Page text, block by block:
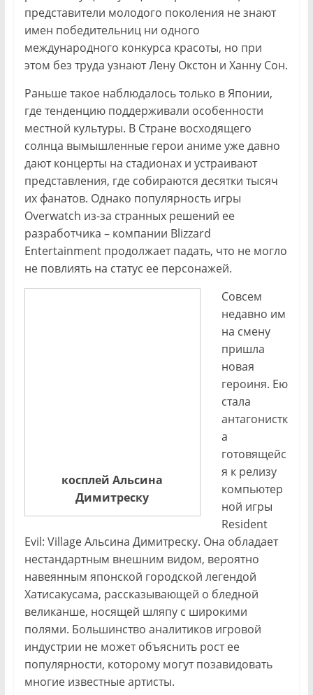
представители молодого поколения не знают
имен победительниц ни одного
международного конкурса красоты, но при
этом без труда узнают Лену Окстон и Ханну Сон.
Раньше такое наблюдалось только в Японии,
где тенденцию поддерживали особенности
местной культуры. В Стране восходящего
солнца вымышленные герои аниме уже давно
дают концерты на стадионах и устраивают
представления, где собираются десятки тысяч
их фанатов. Однако популярность игры
Overwatch из-за странных решений ее
разработчика – компании Blizzard
Entertainment продолжает падать, что не могло
не повлиять на статус ее персонажей.
косплей Альсина
Димитреску
Совсем
недавно им
на смену
пришла
новая
героиня. Ею
стала
антагонистк
а
готовящейс
я к релизу
компьютер
ной игры
Resident
Evil: Village Альсина Димитреску. Она обладает
нестандартным внешним видом, вероятно
навеянным японской городской легендой
Хатисакусама, рассказывающей о бледной
великанше, носящей шляпу с широкими
полями. Большинство аналитиков игровой
индустрии не может объяснить рост ее
популярности, которому могут позавидовать
многие известные артисты.